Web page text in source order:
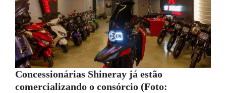
Concessionárias Shineray já estão
comercializando o consórcio (Foto: